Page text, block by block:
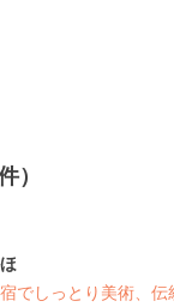
）
でしっとり美術、